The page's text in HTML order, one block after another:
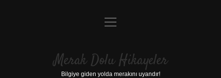
Anasayfa
Yasal Uyarı
menüyü
Merak Dolu Hikayeler
Bilgiye giden yolda merakını uyandır!